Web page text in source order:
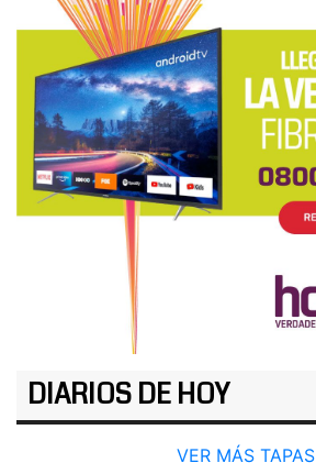
DIARIOS DE HOY
VER MÁS TAPAS